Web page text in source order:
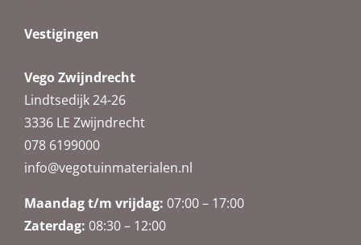
Vestigingen
Vego Zwijndrecht
Lindtsedijk 24-26
3336 LE Zwijndrecht
078 6199000
info@vegotuinmaterialen.nl
Maandag t/m vrijdag: 07:00 – 17:00
Zaterdag: 08:30 – 12:00